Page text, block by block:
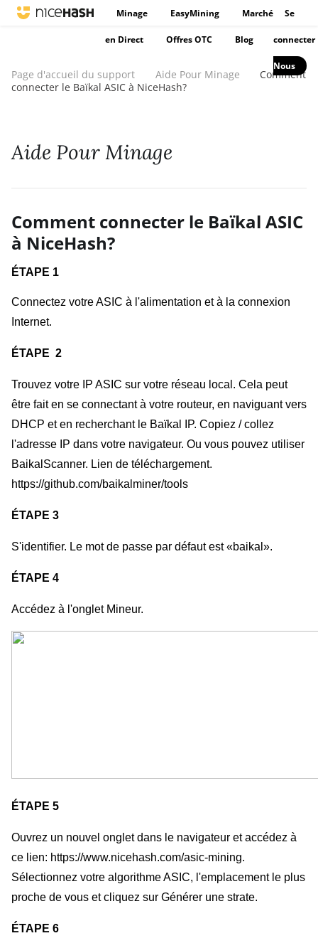
Minage EasyMining Marché
en Direct Offres OTC Blog
Se
connecter
Nous
Page d'accueil du support Aide Pour Minage
Comment
connecter le Baïkal ASIC à NiceHash?
Aide Pour Minage
Comment connecter le Baïkal ASIC
à NiceHash?
ÉTAPE 1
Connectez votre ASIC à l'alimentation et à la connexion
Internet.
ÉTAPE  2
Trouvez votre IP ASIC sur votre réseau local. Cela peut
être fait en se connectant à votre routeur, en naviguant vers
DHCP et en recherchant le Baïkal IP. Copiez / collez
l'adresse IP dans votre navigateur. Ou vous pouvez utiliser
BaikalScanner. Lien de téléchargement.
https://github.com/baikalminer/tools
ÉTAPE 3
S'identifier. Le mot de passe par défaut est «baikal».
ÉTAPE 4
Accédez à l'onglet Mineur.
ÉTAPE 5
Ouvrez un nouvel onglet dans le navigateur et accédez à
ce lien: https://www.nicehash.com/asic-mining.
Sélectionnez votre algorithme ASIC, l'emplacement le plus
proche de vous et cliquez sur Générer une strate.
ÉTAPE 6